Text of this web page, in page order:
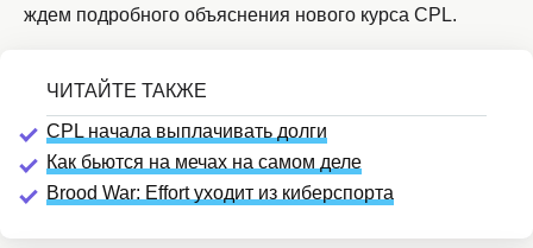
ждем подробного объяснения нового курса CPL.
CPL начала выплачивать долги
Как бьются на мечах на самом деле
Brood War: Effort уходит из киберспорта